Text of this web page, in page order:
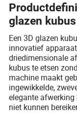
glazen
Een 3D glazen
innovatief
driedimensionale
kubus te etsen
machine maakt
ingewikkelde,
elegante
niet kunnen